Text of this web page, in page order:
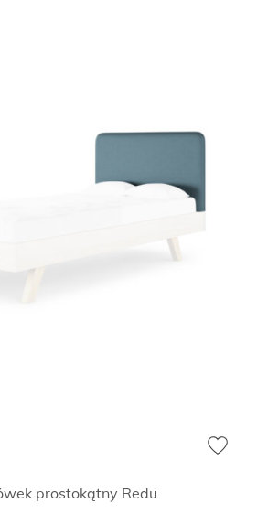
prostokątny Redu